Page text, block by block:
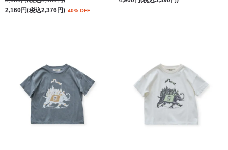
2,160円(税込2,376円) 40% OFF